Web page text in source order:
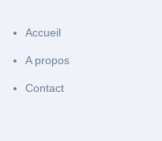
Accueil
A propos
Contact